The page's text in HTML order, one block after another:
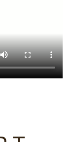
険点数
も、改定前
る場合が
ほどお願
全対策